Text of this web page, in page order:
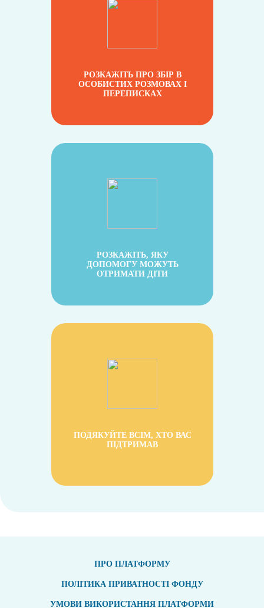
РОЗКАЖІТЬ ПРО ЗБІР В
ОСОБИСТИХ РОЗМОВАХ І
ПЕРЕПИСКАХ
РОЗКАЖІТЬ, ЯКУ
ДОПОМОГУ МОЖУТЬ
ОТРИМАТИ ДІТИ
ПОДЯКУЙТЕ ВСІМ, ХТО ВАС
ПІДТРИМАВ
ПРО ПЛАТФОРМУ
ПОЛІТИКА ПРИВАТНОСТІ ФОНДУ
УМОВИ ВИКОРИСТАННЯ ПЛАТФОРМИ